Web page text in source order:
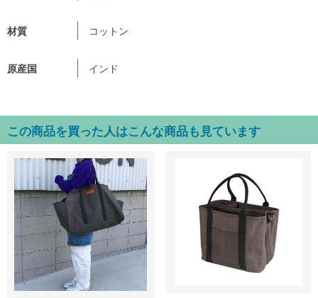
材質 コットン
原産国 インド
この商品を買った人はこんな商品も見ています